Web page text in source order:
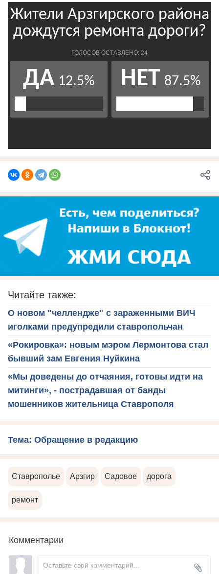
Читайте также:
О новом "челлендже" с зараженными ВИЧ
иголками предупредили ставропольчан
«Рокировка»: новым мэром Лермонтова стал
бывший зам Евгения Нуйкина
«Мы доведены до отчаяния, готовы идти на
митинги», - пострадавшая от банды
мошенников жительница Ставрополя
Тема: Обращение в редакцию
Ставрополье Арзгир Садовое дорога
ремонт
Комментарии